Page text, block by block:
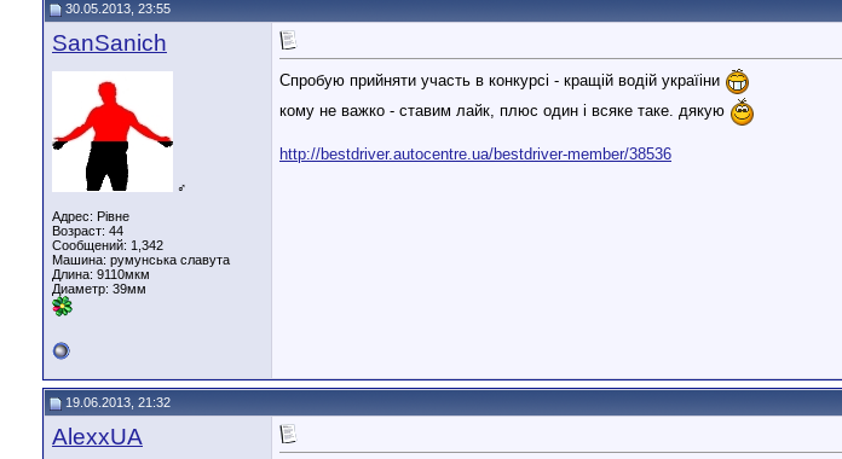
30.05.2013, 23:55
SanSanich
♂
Адрес: Рівне
Возраст: 44
Сообщений: 1,342
Машина: румунська славута
Длина: 9110мкм
Диаметр: 39мм
Спробую прийняти участь в конкурсі - кращій водій україіни
кому не важко - ставим лайк, плюс один і всяке таке. дякую
http://bestdriver.autocentre.ua/bestdriver-member/38536
19.06.2013, 21:32
AlexxUA